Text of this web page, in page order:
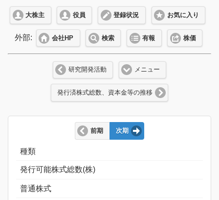
大株主 役員 登録状況 お気に入り
外部: 会社HP 検索 有報 株価
研究開発活動 メニュー
発行済株式総数、資本金等の推移
前期 次期
種類
発行可能株式総数(株)
普通株式